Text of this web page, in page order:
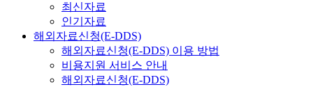
최신자료
인기자료
해외자료신청(E-DDS)
해외자료신청(E-DDS) 이용 방법
비용지원 서비스 안내
해외자료신청(E-DDS)